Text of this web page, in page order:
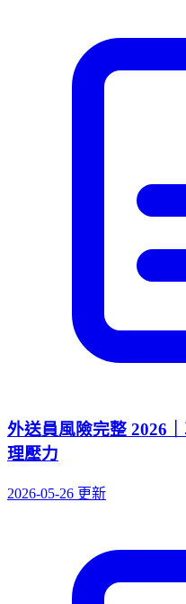
外送員風險完整 2026
理壓力
2026-05-26 更新